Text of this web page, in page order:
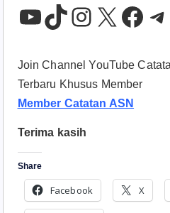
YouTube TikTok Instagram X Facebook Telegram
Join Channel YouTube
Terbaru Khusus Member
Member Catatan ASN
Terima kasih
Share
Facebook X